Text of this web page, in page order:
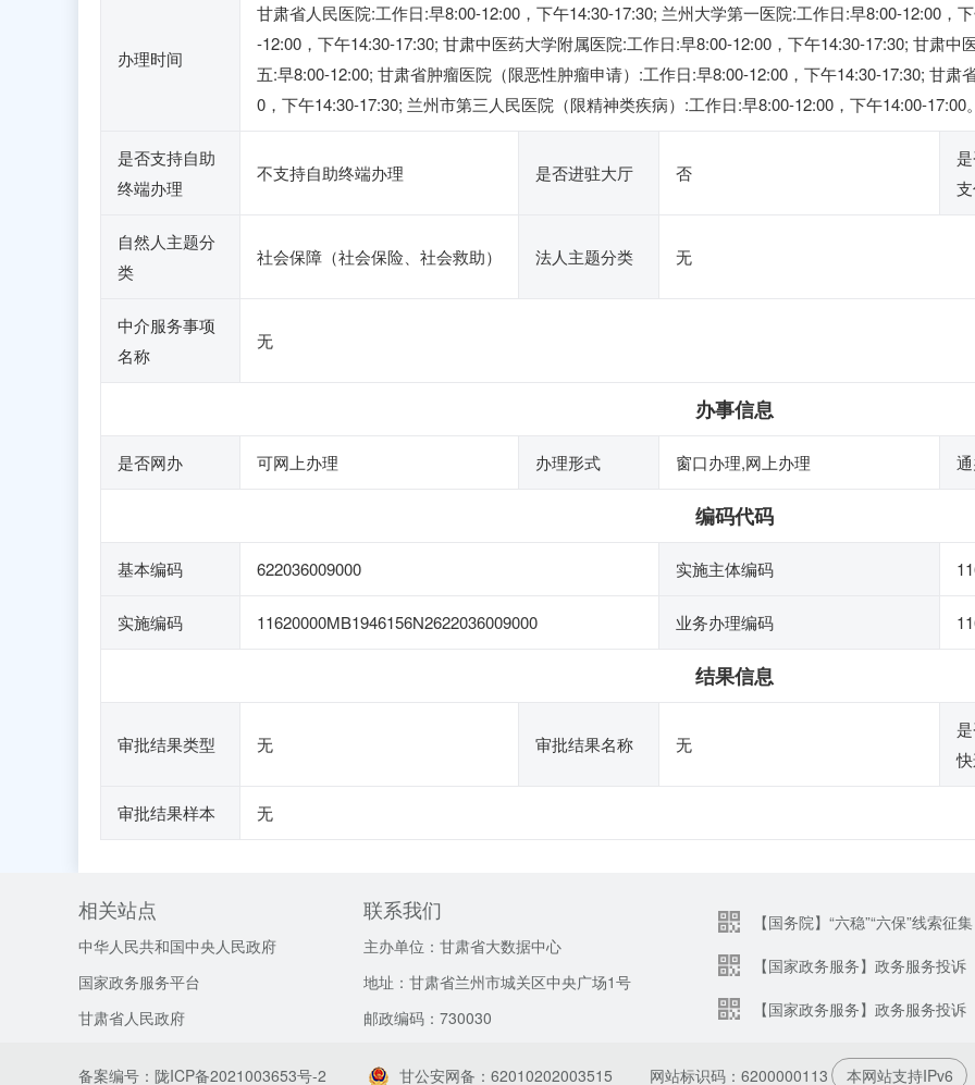
办理时间
甘肃省人民医院:工作日:早8:00-12:00，下午14:30-17:30; 兰州大学第一医院:工作日:早8:00-12:00，
-12:00，下午14:30-17:30; 甘肃中医药大学附属医院:工作日:早8:00-12:00，下午14:30-17:30; 甘肃中
五:早8:00-12:00; 甘肃省肿瘤医院（限恶性肿瘤申请）:工作日:早8:00-12:00，下午14:30-17:30; 甘
0，下午14:30-17:30; 兰州市第三人民医院（限精神类疾病）:工作日:早8:00-12:00，下午14:00-17:00
是否支持自助
终端办理
不支持自助终端办理 是否进驻大厅 否
自然人主题分
类
社会保障（社会保险、社会救助） 法人主题分类 无
中介服务事项
名称
无
办事信息
是否网办 可网上办理 办理形式 窗口办理,网上办理
编码代码
基本编码 622036009000 实施主体编码
实施编码 11620000MB1946156N2622036009000 业务办理编码
结果信息
审批结果类型 无 审批结果名称 无
审批结果样本 无
相关站点
中华人民共和国中央人民政府
国家政务服务平台
甘肃省人民政府
联系我们
主办单位：甘肃省大数据中心
地址：甘肃省兰州市城关区中央广场1号
邮政编码：730030
【国务院】“六稳”“六保”线索征集
【国家政务服务】政务服务投诉
【国家政务服务】政务服务投诉
备案编号：陇ICP备2021003653号-2 甘公安网备：62010202003515 网站标识码：6200000113 本网站支持IPv6